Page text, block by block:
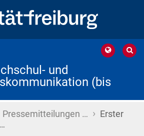
und
(bis
Pressemitteilungen … › Erster